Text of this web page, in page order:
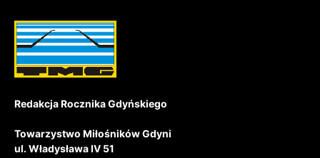
Redakcja Rocznika Gdyńskiego
Towarzystwo Miłośników Gdyni
ul. Władysława IV 51